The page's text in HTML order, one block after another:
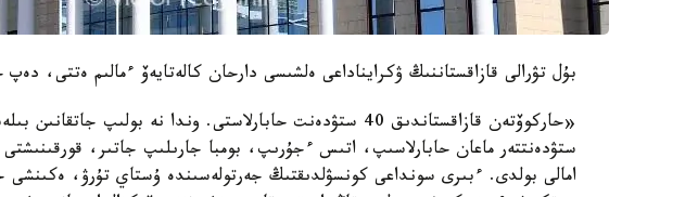
بۇل تۋرالى قازاقستاننىڭ ۋكرايناداعى ەلشىسى دارحان كالەتايەۆ ءمالىم ەتتى، دەپ
«حاركوۆتەن قازاقستاندىق 40 ستۋدەنت حابارلاستى. وندا نە بولىپ
امالى بولدى. ءبىرى سونداعى كونسۋلدىقتىڭ جەرتولەسىندە ۇستاي تۇرۋ، ەكىنشى